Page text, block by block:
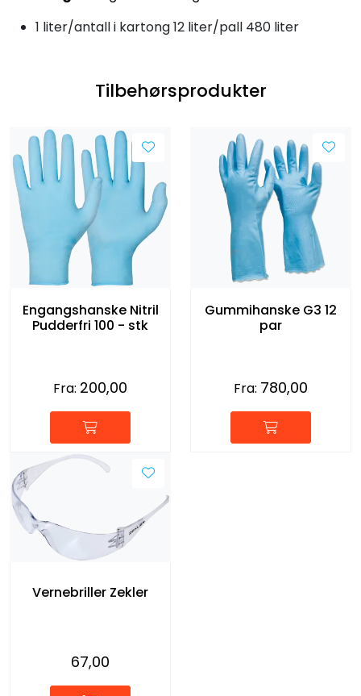
1 liter/antall i kartong 12 liter/pall 480 liter
Tilbehørsprodukter
Engangshanske Nitril
Pudderfri 100 - stk
Fra: 200,00
Gummihanske G3 12
par
Fra: 780,00
Vernebriller Zekler
67,00